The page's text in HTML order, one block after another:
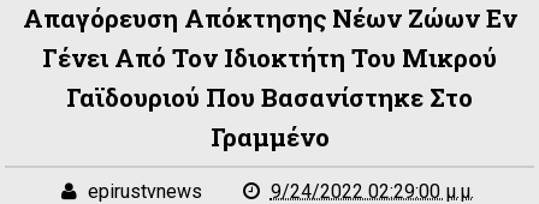
Απαγόρευση Απόκτησης Νέων Ζώων Εν
Γένει Από Τον Ιδιοκτήτη Του Μικρού
Γαϊδουριού Που Βασανίστηκε Στο
Γραμμένο
epirustvnews 9/24/2022 02:29:00 μ.μ.